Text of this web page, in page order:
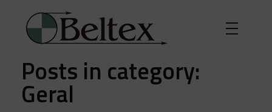
Geral
Posts in category:
Geral